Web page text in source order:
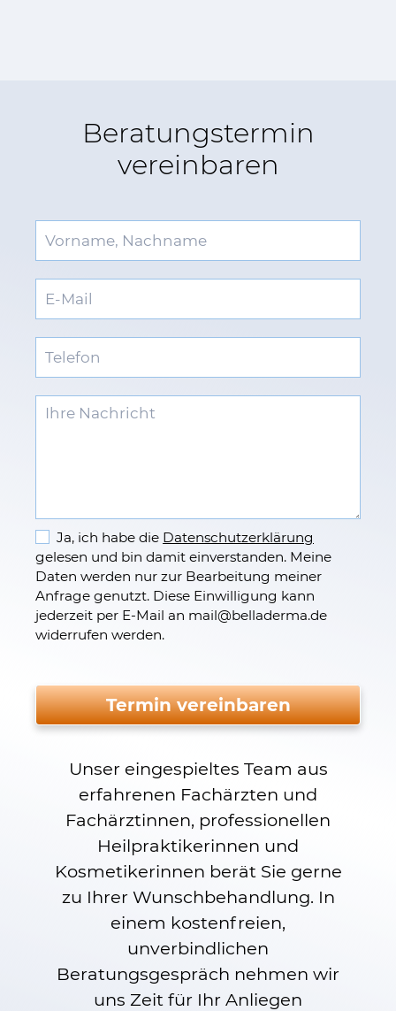
Beratungstermin
vereinbaren
Ja, ich habe die Datenschutzerklärung
gelesen und bin damit einverstanden. Meine
Daten werden nur zur Bearbeitung meiner
Anfrage genutzt. Diese Einwilligung kann
jederzeit per E-Mail an mail@belladerma.de
widerrufen werden.
Termin vereinbaren
Unser eingespieltes Team aus
erfahrenen Fachärzten und
Fachärztinnen, professionellen
Heilpraktikerinnen und
Kosmetikerinnen berät Sie gerne
zu Ihrer Wunschbehandlung. In
einem kostenfreien,
unverbindlichen
Beratungsgespräch nehmen wir
uns Zeit für Ihr Anliegen